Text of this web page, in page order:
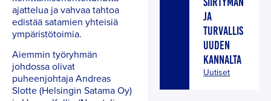
ajattelua ja vahvaa tahtoa
edistää satamien yhteisiä
ympäristötoimia.
Aiemmin työryhmän
johdossa olivat
puheenjohtaja Andreas
Slotte (Helsingin Satama Oy)
JA
TURVALLIS
UUDEN
KANNALTA
Uutiset